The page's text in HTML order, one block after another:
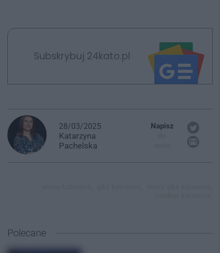
Subskrybuj 24kato.pl
28/03/2025
Katarzyna
Pachelska
Napisz
Polecane